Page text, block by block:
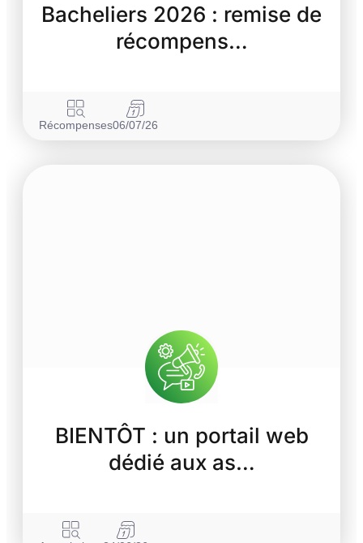
Bacheliers 2026 : remise de
récompens…
Récompenses06/07/26
BIENTÔT : un portail web
dédié aux as…